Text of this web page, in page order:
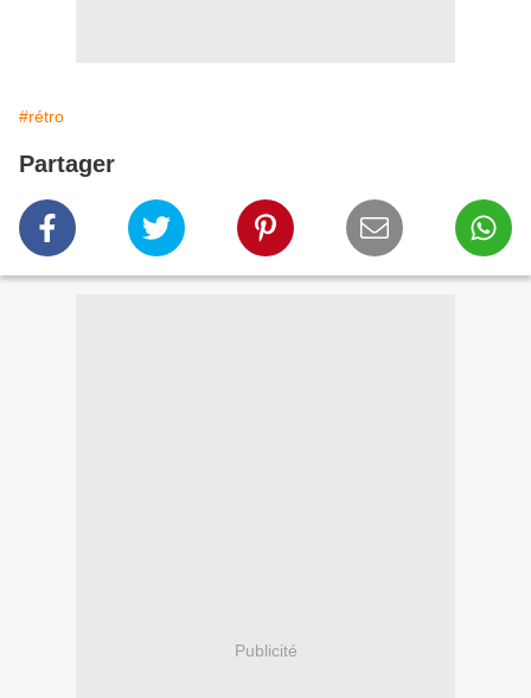
#rétro
Partager
Publicité